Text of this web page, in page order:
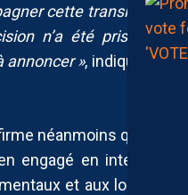
cette transition.
n’a été prise et
annoncer », indique la
néanmoins qu’un
engagé en interne.
et aux lourds